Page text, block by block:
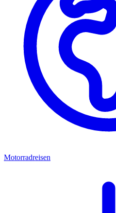
Motorradreisen